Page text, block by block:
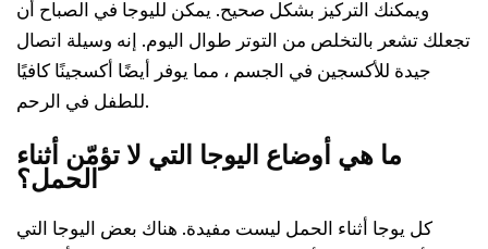
ويمكنك التركيز بشكل صحيح. يمكن لليوجا في الصباح أن
تجعلك تشعر بالتخلص من التوتر طوال اليوم. إنه وسيلة اتصال
جيدة للأكسجين في الجسم ، مما يوفر أيضًا أكسجينًا كافيًا
للطفل في الرحم.
ما هي أوضاع اليوجا التي لا تؤمّن أثناء
الحمل؟
كل يوجا أثناء الحمل ليست مفيدة. هناك بعض اليوجا التي